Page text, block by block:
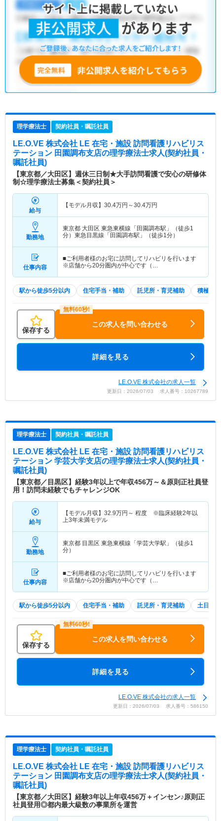
理学療法士 契約社員・嘱託社員
LE.O.VE 株式会社 LE 在宅・施設 訪問看護リハビリス
テーション 田園調布支店の理学療法士求人(契約社員・
嘱託社員)
【東京都／大田区】週休三日制★大手訪問看護で安心の研修体
制☆理学療法士募集＜契約社員＞
給与
【モデル月収】 30.4万円～30.4万円
勤務地
東京都 大田区 東急東横線「田園調布駅」（徒歩1
分）東急目黒線「田園調布駅」（徒歩1分）
仕事内容
■ご利用者様のお宅に訪問してリハビリを行います
※店舗から20分圏内が中心です（…
駅から徒歩5分以内 住宅手当・補助 託児所・育児補助 積極採
保存する
この求人を問い合わせる
詳細を見る
LE.O.VE 株式会社の求人一覧
更新日：2026/07/03 求人番号：10267789
理学療法士 契約社員・嘱託社員
LE.O.VE 株式会社 LE 在宅・施設 訪問看護リハビリス
テーション 学芸大学支店の理学療法士求人(契約社員・
嘱託社員)
【東京都／目黒区】経験3年以上で年収456万～＆原則正社員登
用！訪問未経験でもチャレンジOK
給与
【モデル月収】 32.9万円～ 程度 ※臨床経験2年以
上3年未満モデル
勤務地
東京都 目黒区 東急東横線「学芸大学駅」（徒歩1
分）
仕事内容
■ご利用者様のお宅に訪問してリハビリを行います
※店舗から20分圏内が中心です（…
駅から徒歩5分以内 住宅手当・補助 託児所・育児補助 土日祝休
保存する
この求人を問い合わせる
詳細を見る
LE.O.VE 株式会社の求人一覧
更新日：2026/07/03 求人番号：586150
理学療法士 契約社員・嘱託社員
LE.O.VE 株式会社 LE 在宅・施設 訪問看護リハビリス
テーション 田園調布支店の理学療法士求人(契約社員・
嘱託社員)
【東京都／大田区】経験3年以上年収456万＋インセン♪原則正
社員登用◎都内最大級数の事業所を運営